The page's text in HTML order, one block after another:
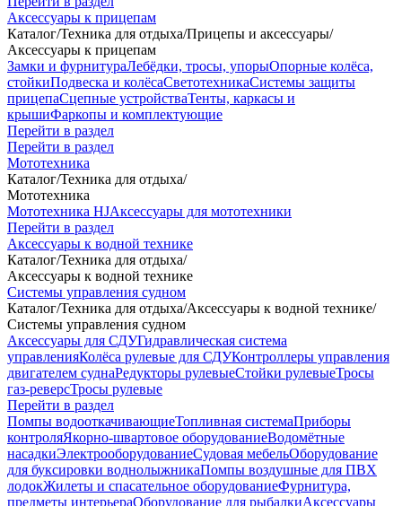
Аксессуары к прицепам
Каталог/Техника для отдыха/Прицепы и аксессуары/
Аксессуары к прицепам
Замки и фурнитураЛебёдки, тросы, упорыОпорные колёса,
стойкиПодвеска и колёсаСветотехникаСистемы защиты
прицепаСцепные устройстваТенты, каркасы и
крышиФаркопы и комплектующие
Перейти в раздел
Перейти в раздел
Мототехника
Каталог/Техника для отдыха/
Мототехника
Мототехника HJАксессуары для мототехники
Перейти в раздел
Аксессуары к водной технике
Каталог/Техника для отдыха/
Аксессуары к водной технике
Системы управления судном
Каталог/Техника для отдыха/Аксессуары к водной технике/
Системы управления судном
Аксессуары для СДУГидравлическая система
управленияКолёса рулевые для СДУКонтроллеры управления
двигателем суднаРедукторы рулевыеСтойки рулевыеТросы
газ-реверсТросы рулевые
Перейти в раздел
Помпы водооткачивающиеТопливная системаПриборы
контроляЯкорно-швартовое оборудованиеВодомётные
насадкиЭлектрооборудованиеСудовая мебельОборудование
для буксировки воднолыжникаПомпы воздушные для ПВХ
лодокЖилеты и спасательное оборудованиеФурнитура,
предметы интерьераОборудование для рыбалкиАксессуары